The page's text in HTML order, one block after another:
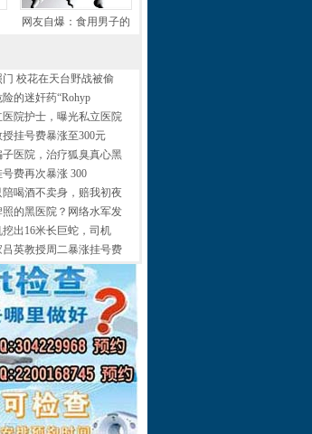
网友自爆：食用男子的
校花在天台野战被偷
的迷奸药“Rohyp
院护士，曝光私立医院
挂号费暴涨至300元
医院，治疗狐臭真心黑
费再次暴涨 300
喝酒不卖身，赔我初夜
的黑医院？网络水军发
出16米长巨蛇，司机
英教授周二暴涨挂号费